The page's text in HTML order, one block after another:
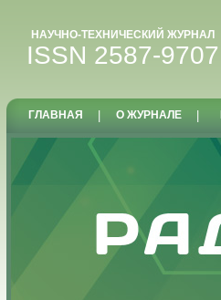
НАУЧНО-ТЕХНИЧЕСКИЙ ЖУРНАЛ
ISSN 2587-9707
ГЛАВНАЯ О ЖУРНАЛЕ